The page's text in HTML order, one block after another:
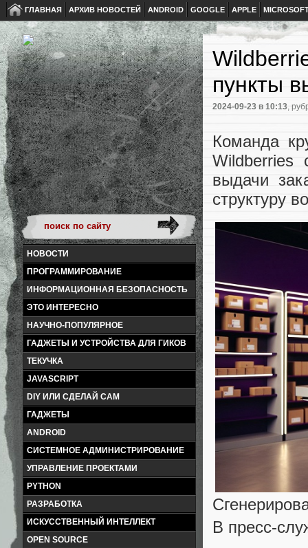
ГЛАВНАЯ АРХИВ НОВОСТЕЙ ANDROID GOOGLE APPLE
НОВОСТИ
ПРОГРАММИРОВАНИЕ
ИНФОРМАЦИОННАЯ БЕЗОПАСНОСТЬ
ЭТО ИНТЕРЕСНО
НАУЧНО-ПОПУЛЯРНОЕ
ГАДЖЕТЫ И УСТРОЙСТВА ДЛЯ ГИКОВ
ТЕКУЧКА
JAVASCRIPT
DIY ИЛИ СДЕЛАЙ САМ
ГАДЖЕТЫ
ANDROID
СИСТЕМНОЕ АДМИНИСТРИРОВАНИЕ
УПРАВЛЕНИЕ ПРОЕКТАМИ
PYTHON
РАЗРАБОТКА
ИСКУССТВЕННЫЙ ИНТЕЛЛЕКТ
OPEN SOURCE
пункты
2024-09-23 в 10:13,
Команда
Wildberries
выдачи
структуру
В пресс-